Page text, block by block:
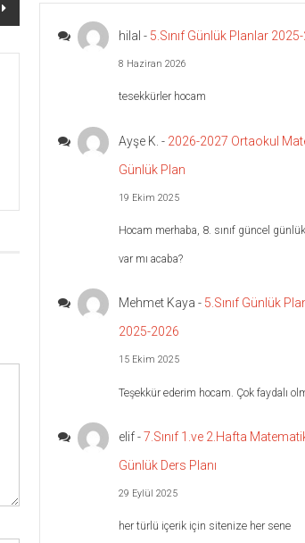
hilal - 5.Sınıf Günlük Planlar
8 Haziran 2026
tesekkürler hocam
Ayşe K. - 2026-2027 Ortaokul
Günlük Plan
19 Ekim 2025
Hocam merhaba, 8. sınıf güncel
var mı acaba?
Mehmet Kaya - 5.Sınıf Günlük
2025-2026
15 Ekim 2025
Teşekkür ederim hocam. Çok faydalı
elif-7.Sınıf 1.ve 2.Hafta
Günlük Ders Planı
29 Eylül 2025
her türlü içerik için sitenize her sene